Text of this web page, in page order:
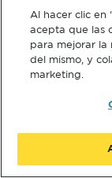
Al hacer clic en
acepta que las
para mejorar la
del mismo, y
marketing.